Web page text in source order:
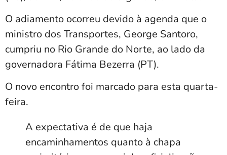
O adiamento ocorreu devido à agenda que o
ministro dos Transportes, George Santoro,
cumpriu no Rio Grande do Norte, ao lado da
governadora Fátima Bezerra (PT).
O novo encontro foi marcado para esta quarta-
feira.
A expectativa é de que haja
encaminhamentos quanto à chapa